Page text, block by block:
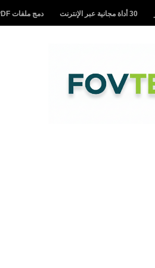
30 أداة مجانية عبر الإنترنت دمج ملفات PDF